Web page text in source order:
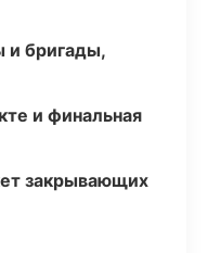
и бригады,
и финальная
закрывающих